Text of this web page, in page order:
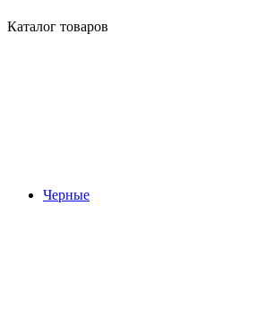
Каталог товаров
Черные